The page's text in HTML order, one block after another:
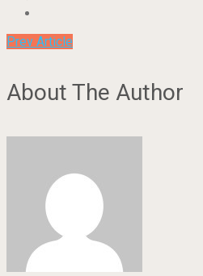
Prev Article
About The Author